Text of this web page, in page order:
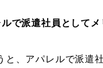
で派遣社員として
と、アパレルで派遣